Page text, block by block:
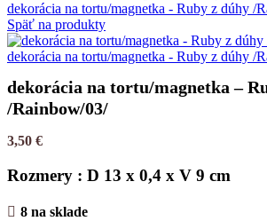
dekorácia na tortu/magnetka - Ruby z dúhy /
Späť na produkty
dekorácia na tortu/magnetka - Ruby z dúhy /
dekorácia na tortu/magnetka –
/Rainbow/03/
3,50 €
Rozmery : D 13 x 0,4 x V 9 cm
8 na sklade